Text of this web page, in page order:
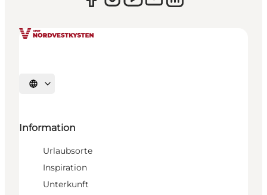
Sprache auswählen
Information
Urlaubsorte
Inspiration
Unterkunft